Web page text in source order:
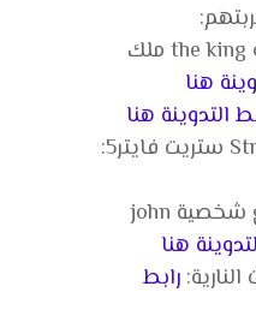
🎮 لعبة the king of fighters 15 ملك
هنا
التدوينة هنا
🎮 لعبة sifu سيفو مع شخصية john
هنا
رابط